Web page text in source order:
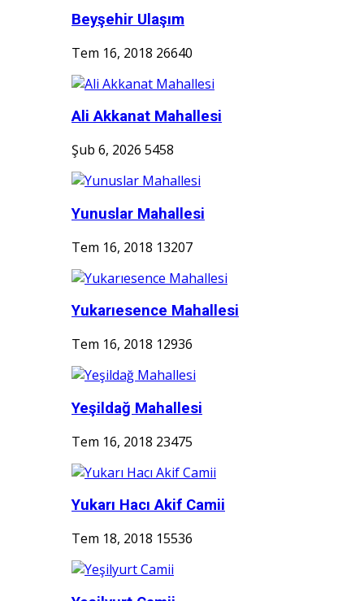
Beyşehir Ulaşım
Tem 16, 2018 26640
Ali Akkanat Mahallesi
Şub 6, 2026 5458
Yunuslar Mahallesi
Tem 16, 2018 13207
Yukarıesence Mahallesi
Tem 16, 2018 12936
Yeşildağ Mahallesi
Tem 16, 2018 23475
Yukarı Hacı Akif Camii
Tem 18, 2018 15536